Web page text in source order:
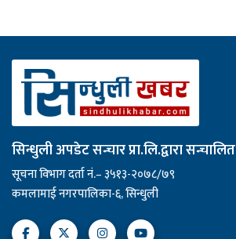
सिन्धुली अपडेट सन्चार प्रा.लि.द्वारा सन्चालित
सूचना विभाग दर्ता नं.– ३५१३-२०७८/७९
कमलामाई नगरपालिका-६, सिन्धुली